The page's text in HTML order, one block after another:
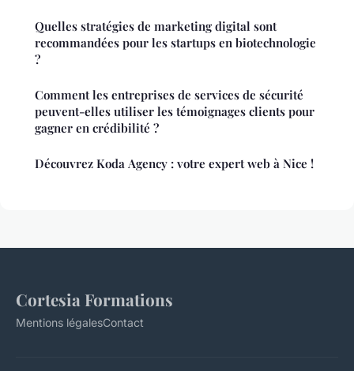
Quelles stratégies de marketing digital sont
recommandées pour les startups en biotechnologie
?
Comment les entreprises de services de sécurité
peuvent-elles utiliser les témoignages clients pour
gagner en crédibilité ?
Découvrez Koda Agency : votre expert web à Nice !
Cortesia Formations
Mentions légalesContact